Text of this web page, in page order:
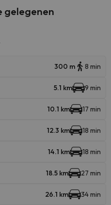
gelegenen
300 m 8 min
5.1 km 9 min
10.1 km 17 min
12.3 km 18 min
14.1 km 18 min
18.5 km 27 min
26.1 km 34 min